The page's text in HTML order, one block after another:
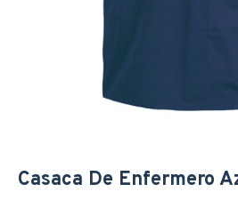
Casaca De Enfermero